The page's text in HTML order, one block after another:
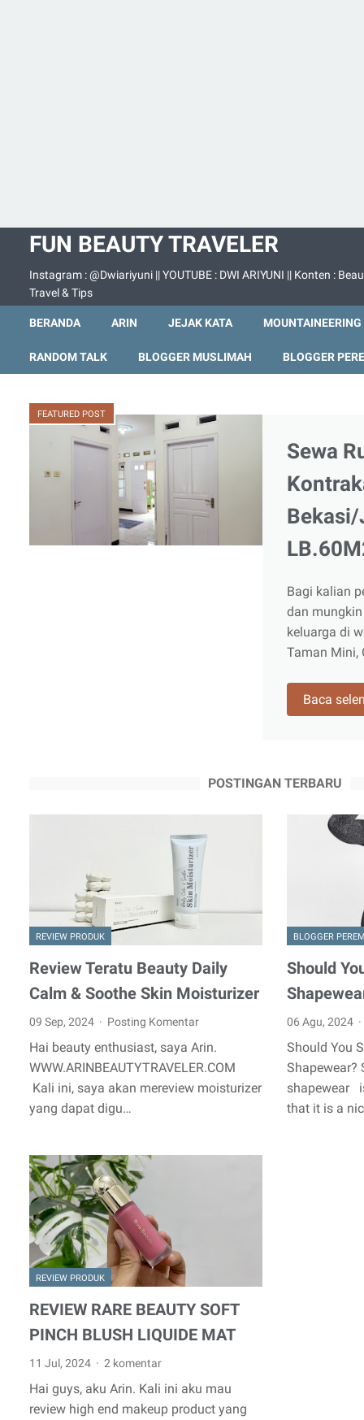
FUN BEAUTY TRAVELER
Instagram : @Dwiariyuni || YOUTUBE : DWI ARIYUNI || Konten :
Travel & Tips
BERANDA ARIN JEJAK KATA MOUNTAINEERING
RANDOM TALK BLOGGER MUSLIMAH BLOGGER
FEATURED POST
Sewa
Bagi kalian
dan
keluarga di
Taman Mini,
Baca
POSTINGAN TERBARU
REVIEW PRODUK
Review Teratu Beauty Daily
Calm & Soothe Skin Moisturizer
09 Sep, 2024 Posting Komentar
Hai beauty enthusiast, saya Arin.
WWW.ARINBEAUTYTRAVELER.COM
Kali ini, saya akan mereview moisturizer
yang dapat digu…
BLOGGER
Should
06 Agu, 2024
Should You
shapewear
that it is a
REVIEW PRODUK
REVIEW RARE BEAUTY SOFT
PINCH BLUSH LIQUIDE MAT
11 Jul, 2024 2 komentar
Hai guys, aku Arin. Kali ini aku mau
review high end makeup product yang